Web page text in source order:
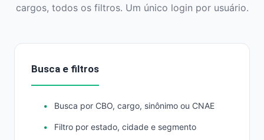
cargos, todos os filtros. Um único login por usuário.
Busca e filtros
Busca por CBO, cargo, sinônimo ou CNAE
Filtro por estado, cidade e segmento